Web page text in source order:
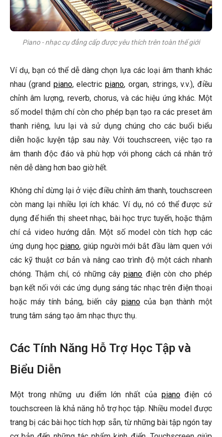
Piano - nhạc cụ đẳng cấp được yêu thích trên toàn thế giới
Ví dụ, bạn có thể dễ dàng chọn lựa các loại âm thanh khác
nhau (grand piano, electric piano, organ, strings, v.v.), điều
chỉnh âm lượng, reverb, chorus, và các hiệu ứng khác. Một
số model thậm chí còn cho phép bạn tạo ra các preset âm
thanh riêng, lưu lại và sử dụng chúng cho các buổi biểu
diễn hoặc luyện tập sau này. Với touchscreen, việc tạo ra
âm thanh độc đáo và phù hợp với phong cách cá nhân trở
nên dễ dàng hơn bao giờ hết.
Không chỉ dừng lại ở việc điều chỉnh âm thanh, touchscreen
còn mang lại nhiều lợi ích khác. Ví dụ, nó có thể được sử
dụng để hiển thị sheet nhạc, bài học trực tuyến, hoặc thậm
chí cả video hướng dẫn. Một số model còn tích hợp các
ứng dụng học piano, giúp người mới bắt đầu làm quen với
các kỹ thuật cơ bản và nâng cao trình độ một cách nhanh
chóng. Thậm chí, có những câypiano điện còn cho phép
bạn kết nối với các ứng dụng sáng tác nhạc trên điện thoại
hoặc máy tính bảng, biến cây pianocủa bạn thành một
trung tâm sáng tạo âm nhạc thực thụ.
Các Tính Năng Hỗ Trợ Học Tập và
Biểu Diễn
Một trong những ưu điểm lớn nhất của pianođiện có
touchscreen là khả năng hỗ trợ học tập. Nhiều model được
trang bị các bài học tích hợp sẵn, từ những bài tập ngón tay